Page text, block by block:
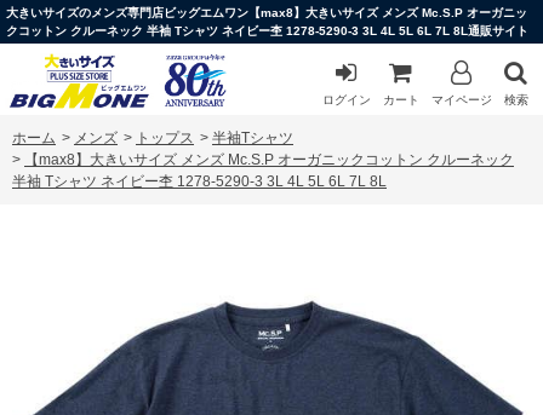
大きいサイズのメンズ専門店ビッグエムワン【max8】大きいサイズ メンズ Mc.S.P オーガニッ
クコットン クルーネック 半袖 Tシャツ ネイビー杢 1278-5290-3 3L 4L 5L 6L 7L 8L通販サイト
ログイン カート マイページ 検索
ホーム > メンズ > トップス > 半袖Tシャツ
>
【max8】大きいサイズ メンズ Mc.S.P オーガニックコットン クルーネック
半袖 Tシャツ ネイビー杢 1278-5290-3 3L 4L 5L 6L 7L 8L